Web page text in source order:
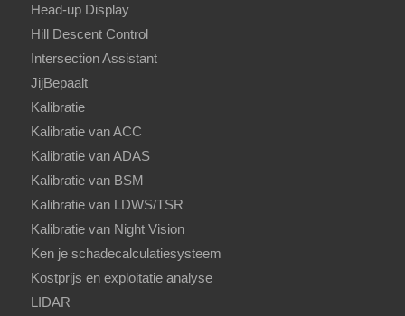
Head-up Display
Hill Descent Control
Intersection Assistant
JijBepaalt
Kalibratie
Kalibratie van ACC
Kalibratie van ADAS
Kalibratie van BSM
Kalibratie van LDWS/TSR
Kalibratie van Night Vision
Ken je schadecalculatiesysteem
Kostprijs en exploitatie analyse
LIDAR